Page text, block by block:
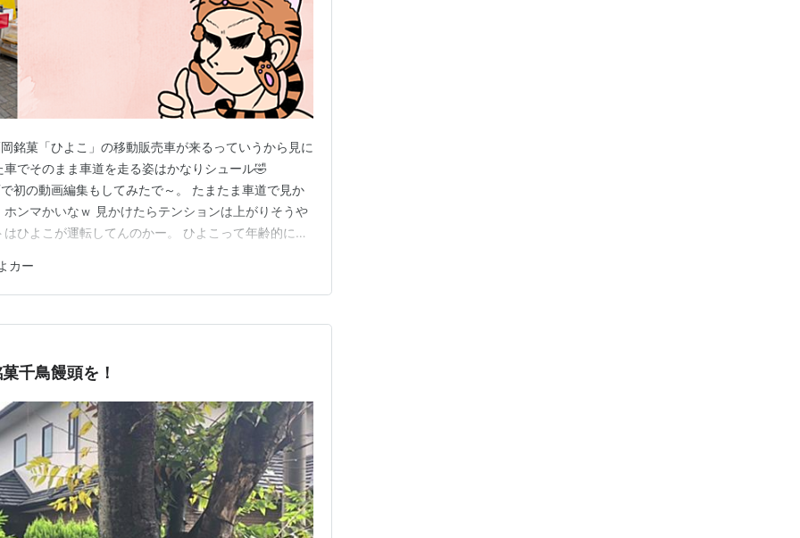
銘菓「ひよこ」の移動販売車が来るっていうから見に
でそのまま車道を走る姿はかなりシュール🤣
初の動画編集もしてみたで～。 たまたま車道で見か
ンマかいなｗ 見かけたらテンションは上がりそうや
ひよこが運転してんのかー。 ひよこって年齢的に免
な～✨ 良く見たら正しくは「はっぴよカー」
見かけない「家…
カー
千鳥饅頭を！